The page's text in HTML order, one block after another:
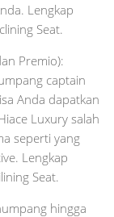
Lengkap
Seat.
Premio):
captain
Anda dapatkan
Luxury salah
seperti yang
Lengkap
Seat.
hingga